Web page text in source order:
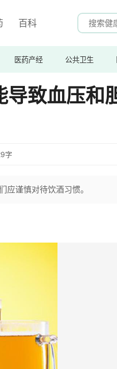
百科
医药产经 公共卫生
导致血压和
字
谨慎对待饮酒习惯。